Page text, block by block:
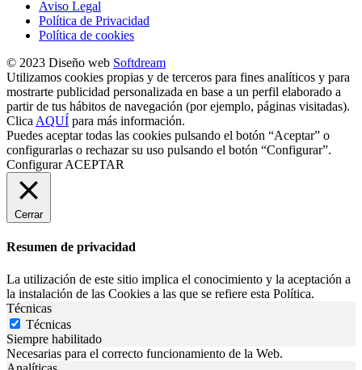
Aviso Legal
Política de Privacidad
Política de cookies
© 2023 Diseño web Softdream
Utilizamos cookies propias y de terceros para fines analíticos y para
mostrarte publicidad personalizada en base a un perfil elaborado a
partir de tus hábitos de navegación (por ejemplo, páginas visitadas).
Clica AQUÍ para más información.
Puedes aceptar todas las cookies pulsando el botón “Aceptar” o
configurarlas o rechazar su uso pulsando el botón “Configurar”.
Configurar ACEPTAR
Cerrar
Resumen de privacidad
La utilización de este sitio implica el conocimiento y la aceptación a
la instalación de las Cookies a las que se refiere esta Política.
Técnicas
Técnicas
Siempre habilitado
Necesarias para el correcto funcionamiento de la Web.